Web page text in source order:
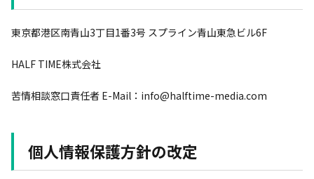
東京都港区南青山3丁目1番3号 スプライン青山東急ビル6F
HALF TIME株式会社
苦情相談窓口責任者 E-Mail：info@halftime-media.com
個人情報保護方針の改定